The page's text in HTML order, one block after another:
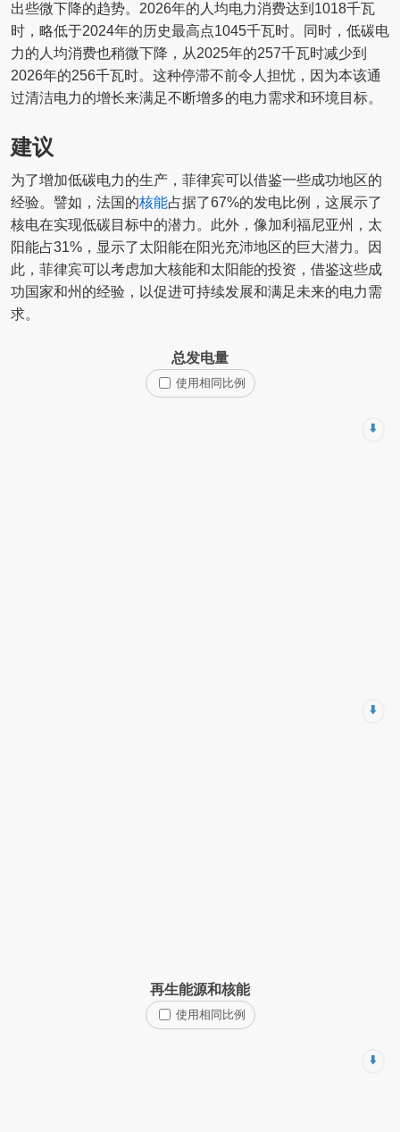
出些微下降的趋势。2026年的人均电力消费达到1018千瓦
时，略低于2024年的历史最高点1045千瓦时。同时，低碳电
力的人均消费也稍微下降，从2025年的257千瓦时减少到
2026年的256千瓦时。这种停滞不前令人担忧，因为本该通
过清洁电力的增长来满足不断增多的电力需求和环境目标。
建议
为了增加低碳电力的生产，菲律宾可以借鉴一些成功地区的
经验。譬如，法国的核能占据了67%的发电比例，这展示了
核电在实现低碳目标中的潜力。此外，像加利福尼亚州，太
阳能占31%，显示了太阳能在阳光充沛地区的巨大潜力。因
此，菲律宾可以考虑加大核能和太阳能的投资，借鉴这些成
功国家和州的经验，以促进可持续发展和满足未来的电力需
求。
总发电量
使用相同比例
⬇️
⬇️
再生能源和核能
使用相同比例
⬇️